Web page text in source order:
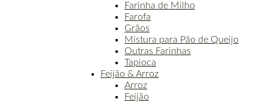
Farinha de Milho
Farofa
Grãos
Mistura para Pão de Queijo
Outras Farinhas
Tapioca
Feijão & Arroz
Arroz
Feijão